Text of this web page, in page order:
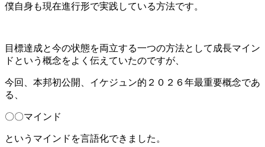
僕自身も現在進行形で実践している方法です。
目標達成と今の状態を両立する一つの方法として成長マイン
ドという概念をよく伝えていたのですが、
今回、本邦初公開、イケジュン的２０２６年最重要概念であ
る、
〇〇マインド
というマインドを言語化できました。